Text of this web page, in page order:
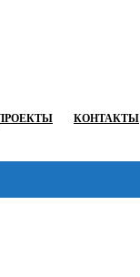
КОНТАКТЫ